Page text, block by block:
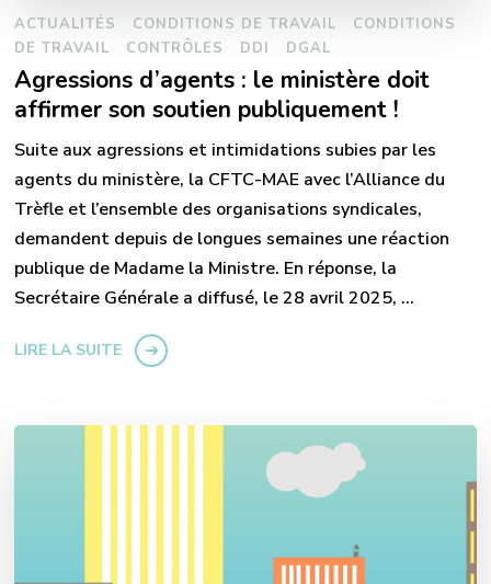
ACTUALITÉS CONDITIONS DE TRAVAIL
CONDITIONS
DE TRAVAIL
CONTRÔLES DDI DGAL
Agressions d’agents : le ministère doit
affirmer son soutien publiquement !
Suite aux agressions et intimidations subies par les
agents du ministère, la CFTC-MAE avec l’Alliance du
Trèfle et l’ensemble des organisations syndicales,
demandent depuis de longues semaines une réaction
publique de Madame la Ministre. En réponse, la
Secrétaire Générale a diffusé, le 28 avril 2025, …
LIRE LA SUITE